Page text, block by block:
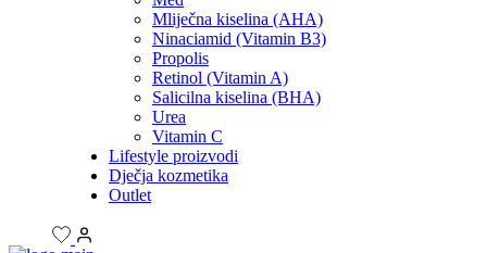
Mliječna kiselina (AHA)
Ninaciamid (Vitamin B3)
Propolis
Retinol (Vitamin A)
Salicilna kiselina (BHA)
Urea
Vitamin C
Lifestyle proizvodi
Dječja kozmetika
Outlet